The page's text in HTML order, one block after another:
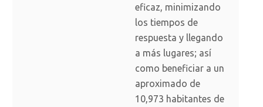
eficaz, minimizando
los tiempos de
respuesta y llegando
a más lugares; así
como beneficiar a un
aproximado de
10,973 habitantes de